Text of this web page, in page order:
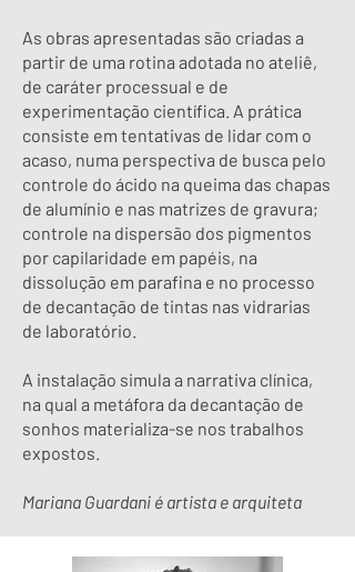
As obras apresentadas são criadas a
partir de uma rotina adotada no ateliê,
de caráter processual e de
experimentação científica. A prática
consiste em tentativas de lidar com o
acaso, numa perspectiva de busca pelo
controle do ácido na queima das chapas
de alumínio e nas matrizes de gravura;
controle na dispersão dos pigmentos
por capilaridade em papéis, na
dissolução em parafina e no processo
de decantação de tintas nas vidrarias
de laboratório.
A instalação simula a narrativa clínica,
na qual a metáfora da decantação de
sonhos materializa-se nos trabalhos
expostos.
Mariana Guardani é artista e arquiteta